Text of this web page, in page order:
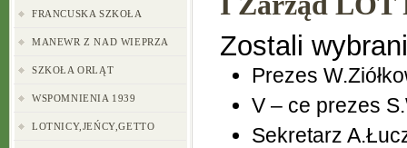
FRANCUSKA SZKOŁA
MANEWR Z NAD WIEPRZA
SZKOŁA ORLĄT
WSPOMNIENIA 1939
LOTNICY,JEŃCY,GETTO
Zostali
Prezes
V – ce prezes
Sekretarz